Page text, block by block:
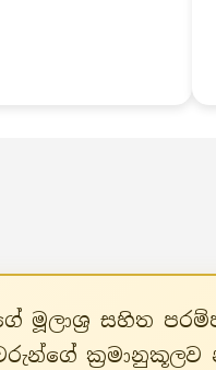
මූලාශ්‍ර සහිත